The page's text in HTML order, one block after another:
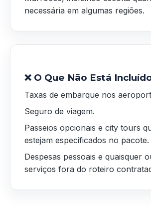
necessária em algumas regiões.
❌ O Que Não Está
Taxas de embarque nos
Seguro de viagem.
Passeios opcionais e city tours
estejam especificados no pacote.
Despesas pessoais e quaisquer
serviços fora do roteiro